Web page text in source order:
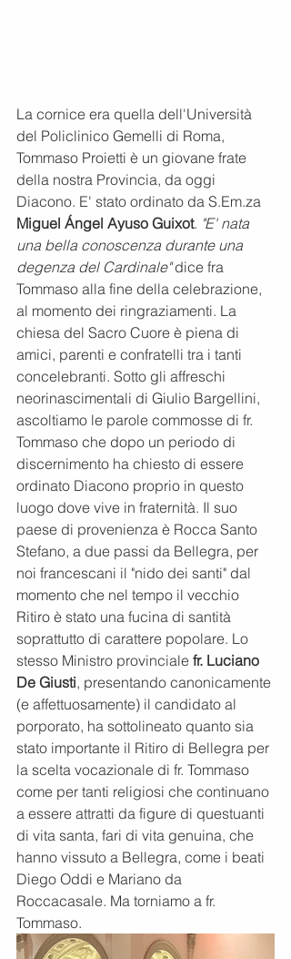
La cornice era quella dell'Università
del Policlinico Gemelli di Roma,
Tommaso Proietti è un giovane frate
della nostra Provincia, da oggi
Diacono. E' stato ordinato da S.Em.za
Miguel Ángel Ayuso Guixot. "E' nata
una bella conoscenza durante una
degenza del Cardinale" dice fra
Tommaso alla fine della celebrazione,
al momento dei ringraziamenti. La
chiesa del Sacro Cuore è piena di
amici, parenti e confratelli tra i tanti
concelebranti. Sotto gli affreschi
neorinascimentali di Giulio Bargellini,
ascoltiamo le parole commosse di fr.
Tommaso che dopo un periodo di
discernimento ha chiesto di essere
ordinato Diacono proprio in questo
luogo dove vive in fraternità. Il suo
paese di provenienza è Rocca Santo
Stefano, a due passi da Bellegra, per
noi francescani il "nido dei santi" dal
momento che nel tempo il vecchio
Ritiro è stato una fucina di santità
soprattutto di carattere popolare. Lo
stesso Ministro provinciale fr. Luciano
De Giusti, presentando canonicamente
(e affettuosamente) il candidato al
porporato, ha sottolineato quanto sia
stato importante il Ritiro di Bellegra per
la scelta vocazionale di fr. Tommaso
come per tanti religiosi che continuano
a essere attratti da figure di questuanti
di vita santa, fari di vita genuina, che
hanno vissuto a Bellegra, come i beati
Diego Oddi e Mariano da
Roccacasale. Ma torniamo a fr.
Tommaso.